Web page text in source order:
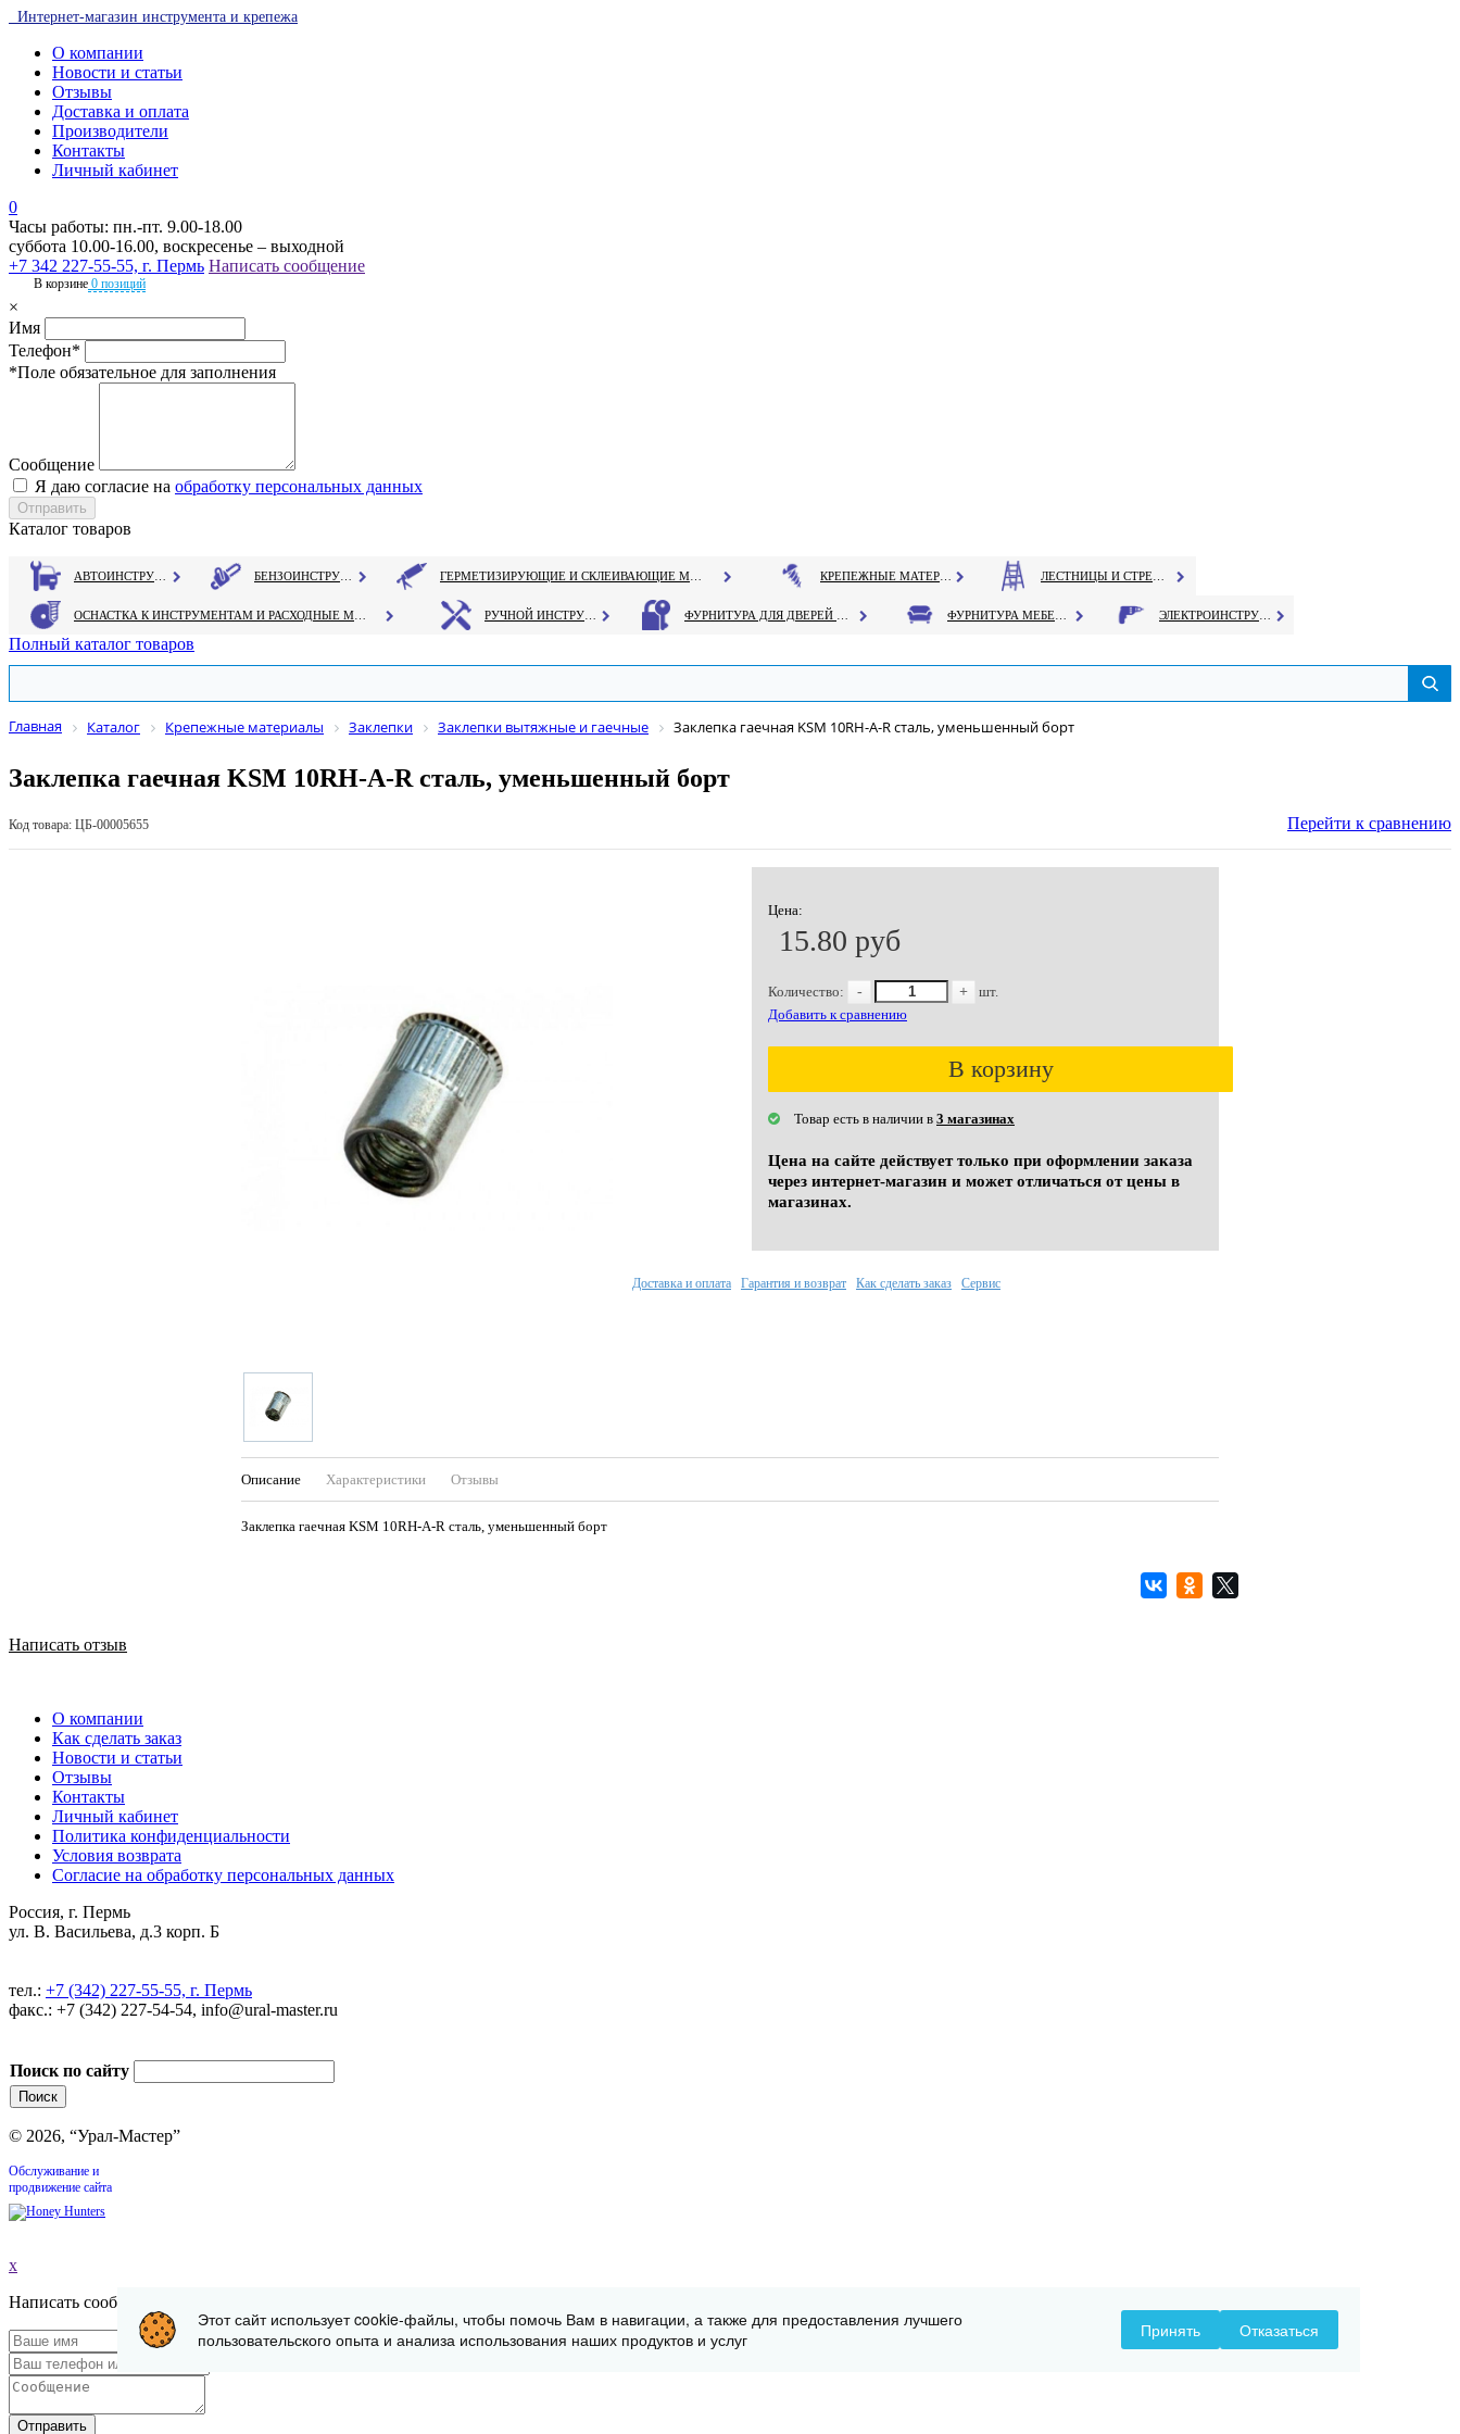
Интернет-магазин инструмента и крепежа
О компании
Новости и статьи
Отзывы
Доставка и оплата
Производители
Контакты
Личный кабинет
0
Часы работы: пн.-пт. 9.00-18.00
суббота 10.00-16.00, воскресенье – выходной
+7 342 227-55-55, г. Пермь Написать сообщение
В корзине 0 позиций
×
Имя
Телефон*
*Поле обязательное для заполнения
Сообщение
Я даю согласие на обработку персональных данных
Каталог товаров
Полный каталог товаров
Главная Каталог Крепежные материалы Заклепки Заклепки вытяжные и гаечные Заклепка гаечная KSM 10RH-A-R сталь, уменьшенный борт
Заклепка гаечная KSM 10RH-A-R сталь, уменьшенный борт
Код товара: ЦБ-00005655 Перейти к сравнению
Цена:
15.80 руб
Количество: - +
шт.
Добавить к сравнению
В корзину
Товар есть в наличии в 3 магазинах
Цена на сайте действует только при оформлении заказа
через интернет-магазин и может отличаться от цены в
магазинах.
Описание Характеристики Отзывы
Заклепка гаечная KSM 10RH-A-R сталь, уменьшенный борт
Доставка и оплата Гарантия и возврат Как сделать заказ Сервис
Написать отзыв
О компании
Как сделать заказ
Новости и статьи
Отзывы
Контакты
Личный кабинет
Политика конфиденциальности
Условия возврата
Согласие на обработку персональных данных
Россия, г. Пермь
ул. В. Васильева, д.3 корп. Б
тел.: +7 (342) 227-55-55, г. Пермь
факс.: +7 (342) 227-54-54, info@ural-master.ru
Поиск по сайту
© 2026, “Урал-Мастер”
Обслуживание и
продвижение сайта
x
Написать сообщение
Отправить
Этот сайт использует cookie-файлы, чтобы помочь Вам в навигации, а также для предоставления лучшего
пользовательского опыта и анализа использования наших продуктов и услуг
Принять Отказаться